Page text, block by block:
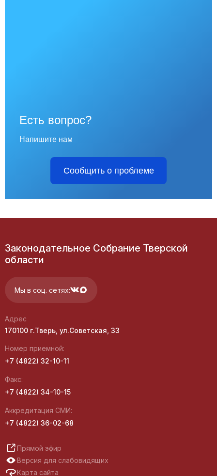
Есть вопрос?
Напишите нам
Сообщить о проблеме
Законодательное Собрание Тверской
области
Мы в соц. сетях:
Адрес
170100 г.Тверь, ул.Советская, 33
Номер приемной:
+7 (4822) 32-10-11
Факс:
+7 (4822) 34-10-15
Аккредитация СМИ:
+7 (4822) 36-02-68
Прямой эфир
Версия для слабовидящих
Карта сайта